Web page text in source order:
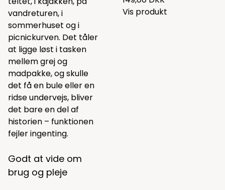
vandreturen, i
sommerhuset og i
picnickurven. Det tåler
at ligge løst i tasken
mellem grej og
madpakke, og skulle
det få en bule eller en
ridse undervejs, bliver
det bare en del af
historien – funktionen
fejler ingenting.
Godt at vide om
brug og pleje
Vis produkt